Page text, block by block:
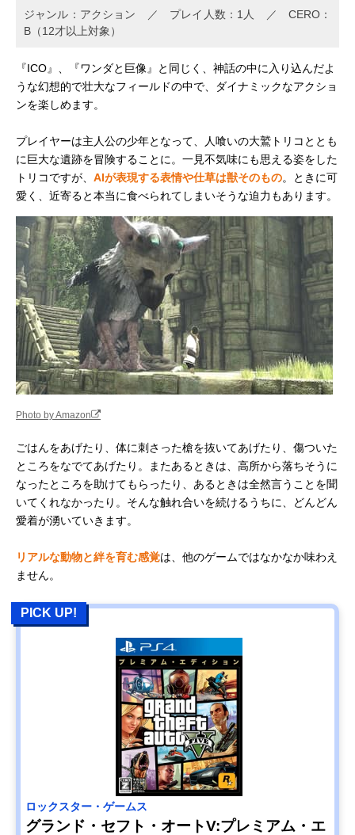
ジャンル：アクション ／ プレイ人数：1人 ／ CERO：
B（12才以上対象）
『ICO』、『ワンダと巨像』と同じく、神話の中に入り込んだよ
うな幻想的で壮大なフィールドの中で、ダイナミックなアクショ
ンを楽しめます。
プレイヤーは主人公の少年となって、人喰いの大鷲トリコととも
に巨大な遺跡を冒険することに。一見不気味にも思える姿をした
トリコですが、 AIが表現する表情や仕草は獣そのもの。ときに可
愛く、近寄ると本当に食べられてしまいそうな迫力もあります。
Photo by Amazon
ごはんをあげたり、体に刺さった槍を抜いてあげたり、傷ついた
ところをなでてあげたり。またあるときは、高所から落ちそうに
なったところを助けてもらったり、あるときは全然言うことを聞
いてくれなかったり。そんな触れ合いを続けるうちに、どんどん
愛着が湧いていきます。
リアルな動物と絆を育む感覚は、他のゲームではなかなか味わえ
ません。
PICK UP!
ロックスター・ゲームス
グランド・セフト・オートV:プレミアム・エ